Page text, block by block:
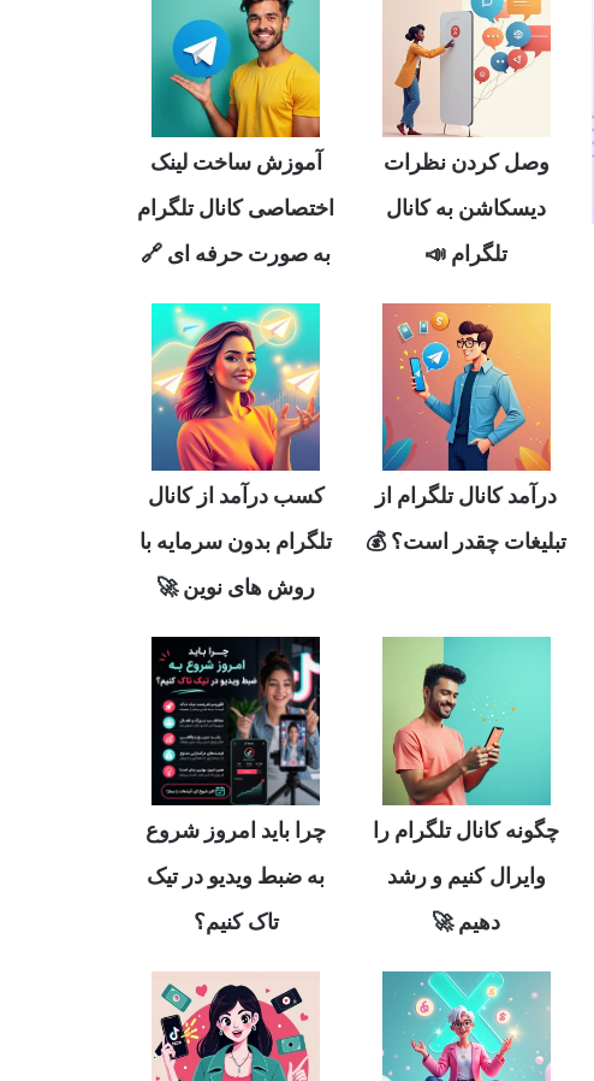
وصل کردن نظرات
دیسکاشن به کانال
تلگرام 📣
آموزش ساخت لینک
اختصاصی کانال تلگرام
به صورت حرفه ای 🔗
درآمد کانال تلگرام از
تبلیغات چقدر است؟ 💰
کسب درآمد از کانال
تلگرام بدون سرمایه با
روش های نوین 🚀
چگونه کانال تلگرام را
وایرال کنیم و رشد
دهیم 🚀
چرا باید امروز شروع
به ضبط ویدیو در تیک
تاک کنیم؟